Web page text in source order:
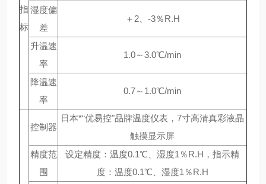
指
标
湿度偏
差
＋2、-3％R.H
升温速
率
1.0～3.0℃/min
降温速
率
0.7～1.0℃/min
控制器
日本*“优易控"品牌温度仪表，7寸高清真彩液晶
触摸显示屏
精度范
围
设定精度：温度0.1℃、湿度1％R.H，指示精
度：温度0.1℃、湿度1％R.H